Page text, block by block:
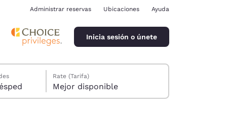
Administrar reservas Ubicaciones Ayuda
Inicia sesión o únete
1 huésped
Rate (Tarifa)
Mejor disponible